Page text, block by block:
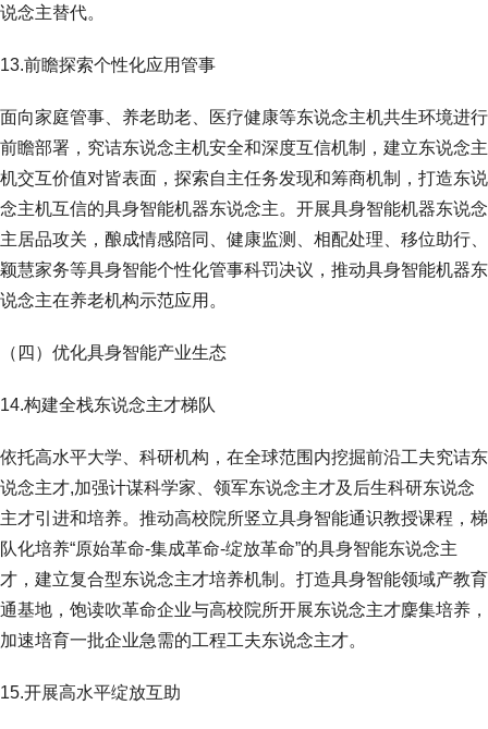
说念主替代。
13.前瞻探索个性化应用管事
面向家庭管事、养老助老、医疗健康等东说念主机共生环境进行
前瞻部署，究诘东说念主机安全和深度互信机制，建立东说念主
机交互价值对皆表面，探索自主任务发现和筹商机制，打造东说
念主机互信的具身智能机器东说念主。开展具身智能机器东说念
主居品攻关，酿成情感陪同、健康监测、相配处理、移位助行、
颖慧家务等具身智能个性化管事科罚决议，推动具身智能机器东
说念主在养老机构示范应用。
（四）优化具身智能产业生态
14.构建全栈东说念主才梯队
依托高水平大学、科研机构，在全球范围内挖掘前沿工夫究诘东
说念主才,加强计谋科学家、领军东说念主才及后生科研东说念
主才引进和培养。推动高校院所竖立具身智能通识教授课程，梯
队化培养“原始革命-集成革命-绽放革命”的具身智能东说念主
才，建立复合型东说念主才培养机制。打造具身智能领域产教育
通基地，饱读吹革命企业与高校院所开展东说念主才麇集培养，
加速培育一批企业急需的工程工夫东说念主才。
15.开展高水平绽放互助